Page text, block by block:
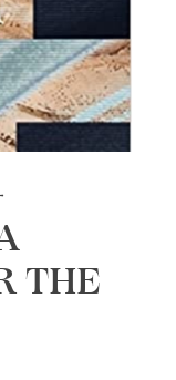
THE